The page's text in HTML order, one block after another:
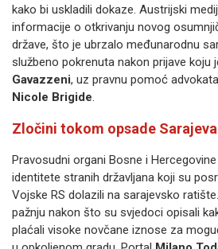
kako bi uskladili dokaze. Austrijski
informacije o otkrivanju novog
države, što je ubrzalo međunarodnu
službeno pokrenuta nakon prijave koju
Gavazzeni, uz pravnu pomoć advokata
Nicole Brigide.
Zločini tokom opsade Sarajeva
Pravosudni organi Bosne i
identitete stranih državljana koji su
Vojske RS dolazili na sarajevsko
pažnju nakon što su svjedoci opisali
plaćali visoke novčane iznose za